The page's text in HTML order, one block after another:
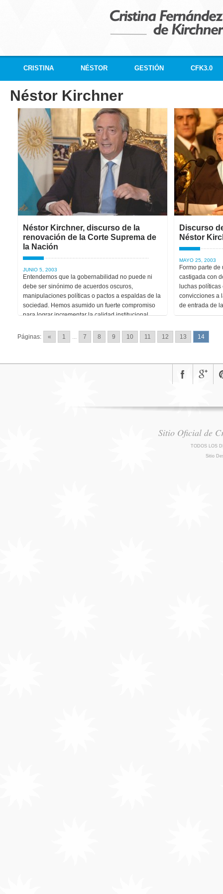
CRISTINA NÉSTOR GESTIÓN CFK3.0
Néstor Kirchner
Néstor Kirchner, discurso de la
renovación de la Corte Suprema de
la Nación
JUNIO 5, 2003
Entendemos que la gobernabilidad no puede ni
debe ser sinónimo de acuerdos oscuros,
manipulaciones políticas o pactos a espaldas de la
sociedad. Hemos asumido un fuerte compromiso
para lograr incrementar la calidad institucional,
Discurso
Néstor
MAYO 25, 2003
Formo parte
castigada con
luchas
convicciones a
de entrada de
Páginas: « 1 ... 7 8 9 10 11 12 13 14
Sitio Oficial de
TODOS LOS
Sitio